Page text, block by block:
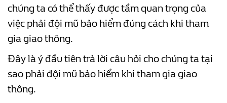
chúng ta có thể thấy được tầm quan trọng của
việc phải đội mũ bảo hiểm đúng cách khi tham
gia giao thông.
Đây là ý đầu tiên trả lời câu hỏi cho chúng ta tại
sao phải đội mũ bảo hiểm khi tham gia giao
thông.